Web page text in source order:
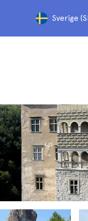
Sverige